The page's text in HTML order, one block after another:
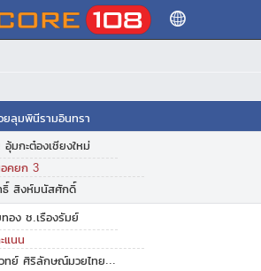
ยลุมพินีรามอินทรา
มกะต๋องเชียงใหม่
คยก 3
สิงห์มนัสศักดิ์
อง ช.เรืองรัมย์
แนน
ทย์ ศิริลักษณ์มวยไทยยิม